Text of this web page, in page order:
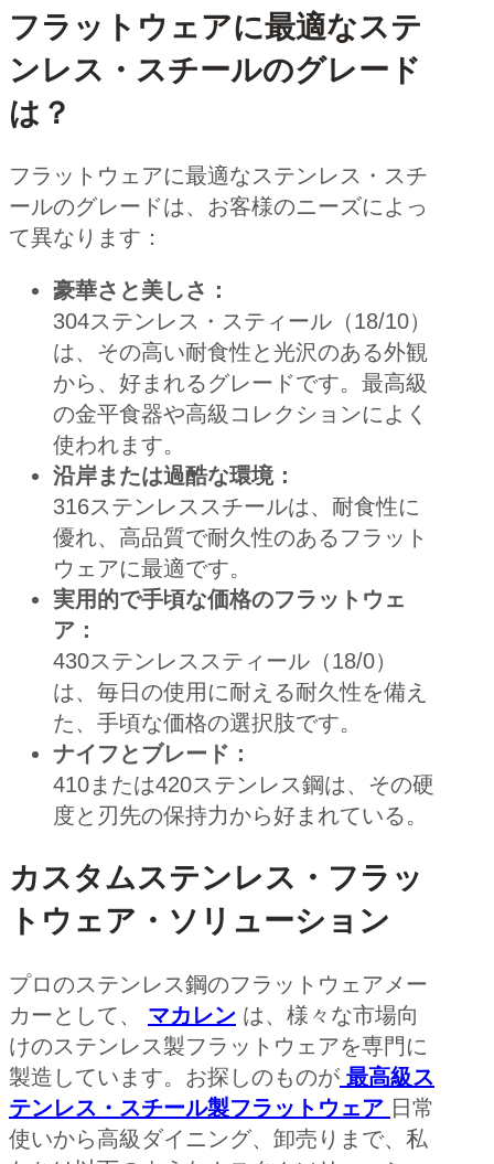
フラットウェアに最適なステ
ンレス・スチールのグレード
は？
フラットウェアに最適なステンレス・スチ
ールのグレードは、お客様のニーズによっ
て異なります：
豪華さと美しさ：
304ステンレス・スティール（18/10）
は、その高い耐食性と光沢のある外観
から、好まれるグレードです。最高級
の金平食器や高級コレクションによく
使われます。
沿岸または過酷な環境：
316ステンレススチールは、耐食性に
優れ、高品質で耐久性のあるフラット
ウェアに最適です。
実用的で手頃な価格のフラットウェ
ア：
430ステンレススティール（18/0）
は、毎日の使用に耐える耐久性を備え
た、手頃な価格の選択肢です。
ナイフとブレード：
410または420ステンレス鋼は、その硬
度と刃先の保持力から好まれている。
カスタムステンレス・フラッ
トウェア・ソリューション
プロのステンレス鋼のフラットウェアメー
カーとして、 マカレン は、様々な市場向
けのステンレス製フラットウェアを専門に
製造しています。お探しのものが 最高級ス
テンレス・スチール製フラットウェア 日常
使いから高級ダイニング、卸売りまで、私